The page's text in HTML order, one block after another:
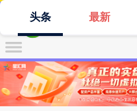
头条 最新